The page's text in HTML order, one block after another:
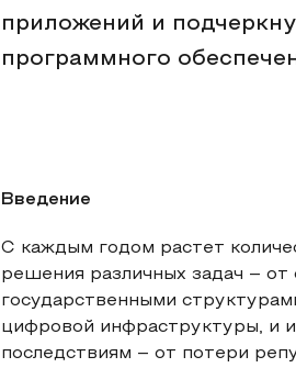
приложений и
программного
Введение
С каждым годом растет
решения различных задач –
государственными
цифровой инфраструктуры, и
последствиям – от потери